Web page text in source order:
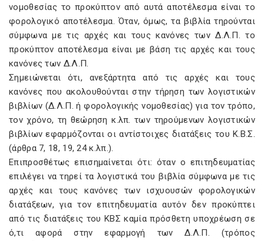
νομοθεσίας το προκύπτον από αυτά αποτέλεσμα είναι το
φορολογικό αποτέλεσμα. Όταν, όμως, τα βιβλία τηρούνται
σύμφωνα με τις αρχές και τους κανόνες των Δ.Λ.Π. το
προκύπτον αποτέλεσμα είναι με βάση τις αρχές και τους
κανόνες των Δ.Λ.Π.
Σημειώνεται ότι, ανεξάρτητα από τις αρχές και τους
κανόνες που ακολουθούνται στην τήρηση των λογιστικών
βιβλίων (Δ.Λ.Π. ή φορολογικής νομοθεσίας) για τον τρόπο,
τον χρόνο, τη θεώρηση κ.λπ. των τηρούμενων λογιστικών
βιβλίων εφαρμόζονται οι αντίστοιχες διατάξεις του K.B.Σ.
(άρθρα 7, 18, 19, 24 κ.λπ.).
Eπιπροσθέτως επισημαίνεται ότι: όταν ο επιτηδευματίας
επιλέγει να τηρεί τα λογιστικά του βιβλία σύμφωνα με τις
αρχές και τους κανόνες των ισχυουσών φορολογικών
διατάξεων, για τον επιτηδευματία αυτόν δεν προκύπτει
από τις διατάξεις του KBΣ καμία πρόσθετη υποχρέωση σε
ό,τι αφορά στην εφαρμογή των Δ.Λ.Π. (τρόπος